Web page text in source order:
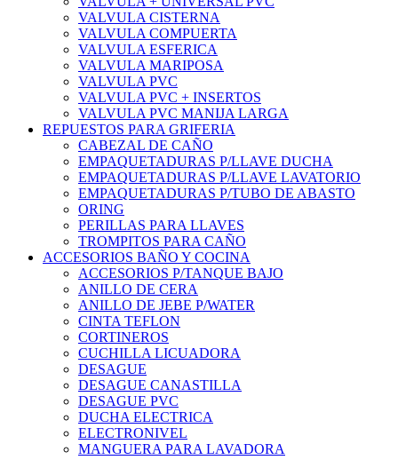
VALVULA CISTERNA
VALVULA COMPUERTA
VALVULA ESFERICA
VALVULA MARIPOSA
VALVULA PVC
VALVULA PVC + INSERTOS
VALVULA PVC MANIJA LARGA
REPUESTOS PARA GRIFERIA
CABEZAL DE CAÑO
EMPAQUETADURAS P/LLAVE DUCHA
EMPAQUETADURAS P/LLAVE LAVATORIO
EMPAQUETADURAS P/TUBO DE ABASTO
ORING
PERILLAS PARA LLAVES
TROMPITOS PARA CAÑO
ACCESORIOS BAÑO Y COCINA
ACCESORIOS P/TANQUE BAJO
ANILLO DE CERA
ANILLO DE JEBE P/WATER
CINTA TEFLON
CORTINEROS
CUCHILLA LICUADORA
DESAGUE
DESAGUE CANASTILLA
DESAGUE PVC
DUCHA ELECTRICA
ELECTRONIVEL
MANGUERA PARA LAVADORA